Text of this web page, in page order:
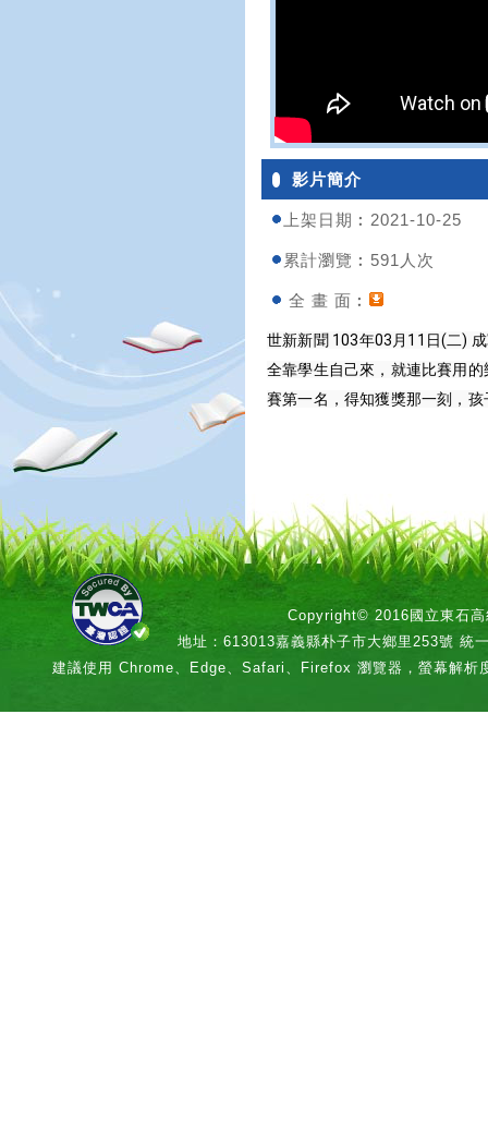
影片簡介
上架日期︰2021-10-25
累計瀏覽︰591人次
全 畫 面︰
世新新聞 103年03月11日(二)
全靠學生自己來，就連比賽用
賽第一名，得知獲獎那一刻，
Copyright© 2016國立東石高
地址：613013嘉義縣朴子市大鄉里253號 統
建議使用 Chrome、Edge、Safari、Firefox 瀏覽器，螢幕解